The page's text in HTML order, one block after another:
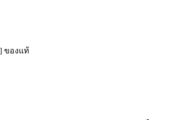
] ของแท้